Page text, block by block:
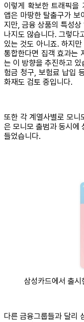
이렇게 확보한 트래픽을
앱은 마땅한 탈출구가 보
지만, 금융 상품의 특성
나지도 않습니다. 그렇다
있는 것도 아니죠. 하지
통합한다면 집객 효과는
는 이 방향을 추진하고
험금 청구, 보험료 납입
화재도 검토 중입니다.
또한 각 계열사별로 모니
은 모니모 출범과 동시에
들었습니다.
삼성카드에서 출
다른 금융그룹들과 달리